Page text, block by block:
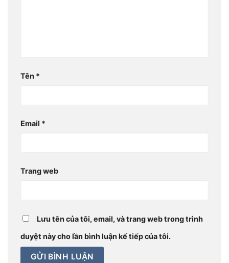
Tên *
Email *
Trang web
Lưu tên của tôi, email, và trang web trong trình
duyệt này cho lần bình luận kế tiếp của tôi.